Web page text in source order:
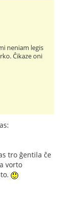
neniam legis
Ĉikaze oni
tro ĝentila ĉe
vorto